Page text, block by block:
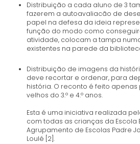
Distribuição a cada aluno de 3
fazerem a autoavaliacão de
papel na defesa da ideia
função do modo como
atividade, colocam a tampa
existentes na parede da
Distribuição de imagens da
deve recortar e ordenar, para
história. O reconto é feito
velhos do 3.º e 4.º anos.
Esta é uma iniciativa realizada
com todas as crianças da Escola
Agrupamento de Escolas Padre
Loulé [2].